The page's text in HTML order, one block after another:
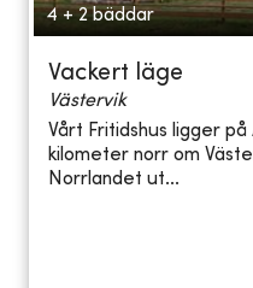
4 + 2 bäddar
Vackert läge
Västervik
Vårt Fritidshus ligger
kilometer norr om
Norrlandet ut...